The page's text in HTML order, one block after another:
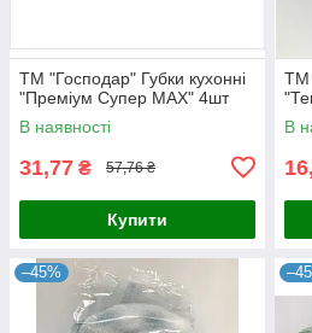
ТМ "Господар" Губки кухонні
"Преміум Супер МАХ" 4шт
В наявності
31,77 ₴ 57,76 ₴
Купити
ТМ
В
–45%